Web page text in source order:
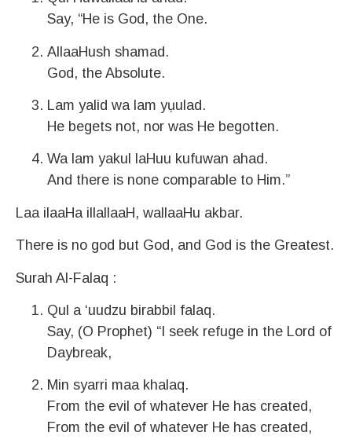
Say, “He is God, the One.
AllaaHush shamad.
God, the Absolute.
Lam yalid wa lam yụulad.
He begets not, nor was He begotten.
Wa lam yakul laHuu kufuwan ahad.
And there is none comparable to Him.”
Laa ilaaHa illallaaH, wallaaHu akbar.
There is no god but God, and God is the Greatest.
Surah Al-Falaq :
Qul a ‘uudzu birabbil falaq.
Say, (O Prophet) “I seek refuge in the Lord of
Daybreak,
Min syarri maa khalaq.
From the evil of whatever He has created,
From the evil of whatever He has created,